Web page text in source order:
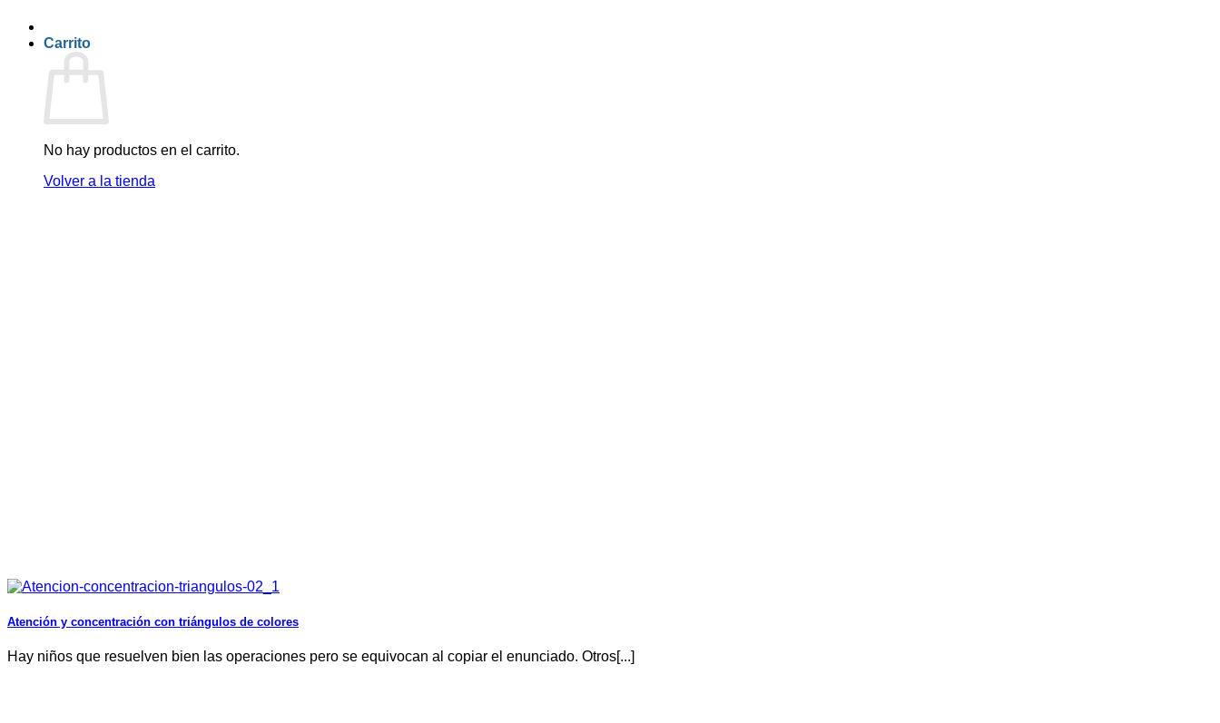
Carrito
No hay productos en el carrito.
Volver a la tienda
Atención y concentración con triángulos de colores
Hay niños que resuelven bien las operaciones pero se equivocan al copiar el enunciado. Otros[...]